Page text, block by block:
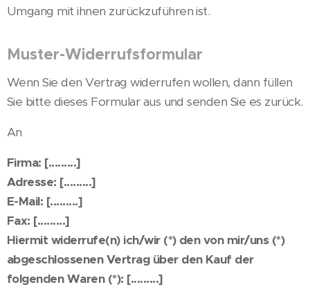
Umgang mit ihnen zurückzuführen ist.
Muster-Widerrufsformular
Wenn Sie den Vertrag widerrufen wollen, dann füllen
Sie bitte dieses Formular aus und senden Sie es zurück.
An
Firma: [.........]
Adresse: [.........]
E-Mail: [.........]
Fax: [.........]
Hiermit widerrufe(n) ich/wir (*) den von mir/uns (*)
abgeschlossenen Vertrag über den Kauf der
folgenden Waren (*): [.........]